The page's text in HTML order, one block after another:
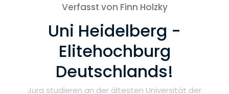
Verfasst von Finn Holzky
Uni Heidelberg -
Elitehochburg
Deutschlands!
Jura studieren an der ältesten Universität der